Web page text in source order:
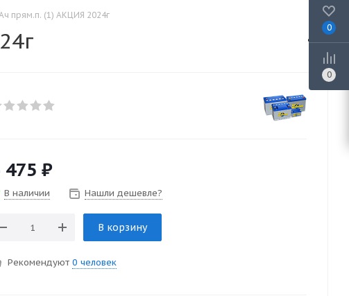
прям.п. (1) АКЦИЯ 2024г
475 ₽
В наличии Нашли дешевле?
В корзину
Рекомендуют 0 человек
0
0